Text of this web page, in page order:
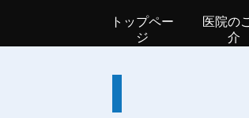
トップペー
ジ
医院の
介